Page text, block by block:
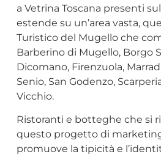
a Vetrina Toscana presenti
estende su un’area vasta,
Turistico del Mugello che
Barberino di Mugello, Borgo
Dicomano, Firenzuola,
Senio, San Godenzo,
Vicchio.
Ristoranti e botteghe che si
questo progetto di
promuove la tipicità e